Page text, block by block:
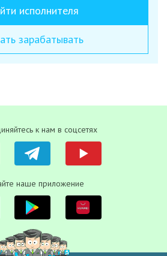
исполнителя
зарабатывать
к нам в соцсетях
наше приложение